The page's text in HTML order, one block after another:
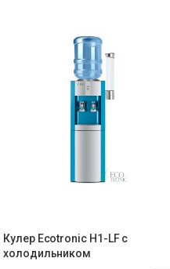
Кулер Ecotronic H1-LF с
холодильником